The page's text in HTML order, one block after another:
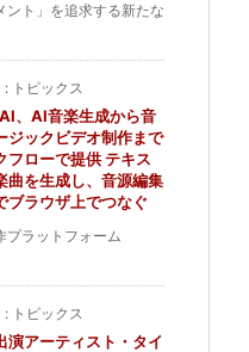
ント」を追求する新たな
: トピックス
、AI音楽生成から音
ジックビデオ制作まで
フローで提供 テキス
曲を生成し、音源編集
ブラウザ上でつなぐ
ラットフォーム
: トピックス
演アーティスト・タイ